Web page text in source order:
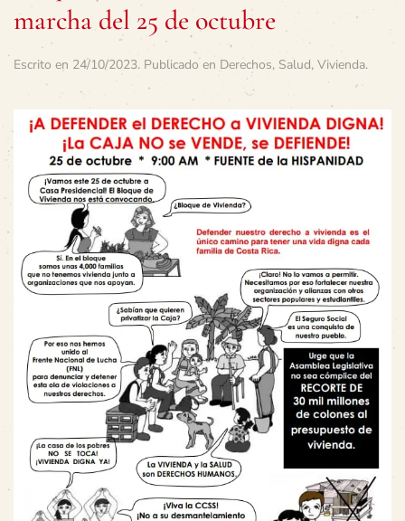
marcha del 25 de octubre
Escrito en 24/10/2023. Publicado en Derechos, Salud, Vivienda.